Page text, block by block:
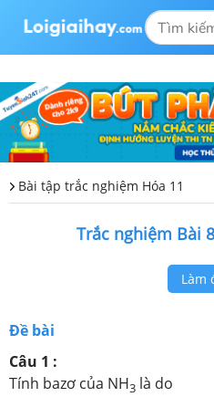
Bài tập trắc nghiệm Hóa 11
Trắc nghiệm Bài
Làm
Đề bài
Câu 1 :
Tính bazơ của NH3 là do